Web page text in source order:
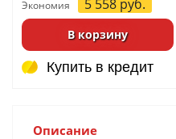
Экономия 5 558 руб.
В корзину
Купить в кредит
Купить в кредит
Описание